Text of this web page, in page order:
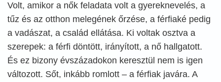
Volt, amikor a nők feladata volt a gyereknevelés, a
tűz és az otthon melegének őrzése, a férfiaké pedig
a vadászat, a család ellátása. Ki voltak osztva a
szerepek: a férfi döntött, irányított, a nő hallgatott.
És ez bizony évszázadokon keresztül nem is igen
változott. Sőt, inkább romlott – a férfiak javára. A